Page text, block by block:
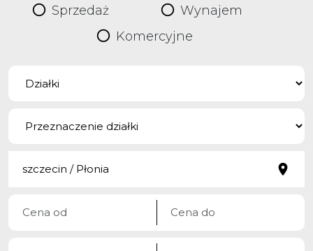
Sprzedaż
Wynajem
Komercyjne